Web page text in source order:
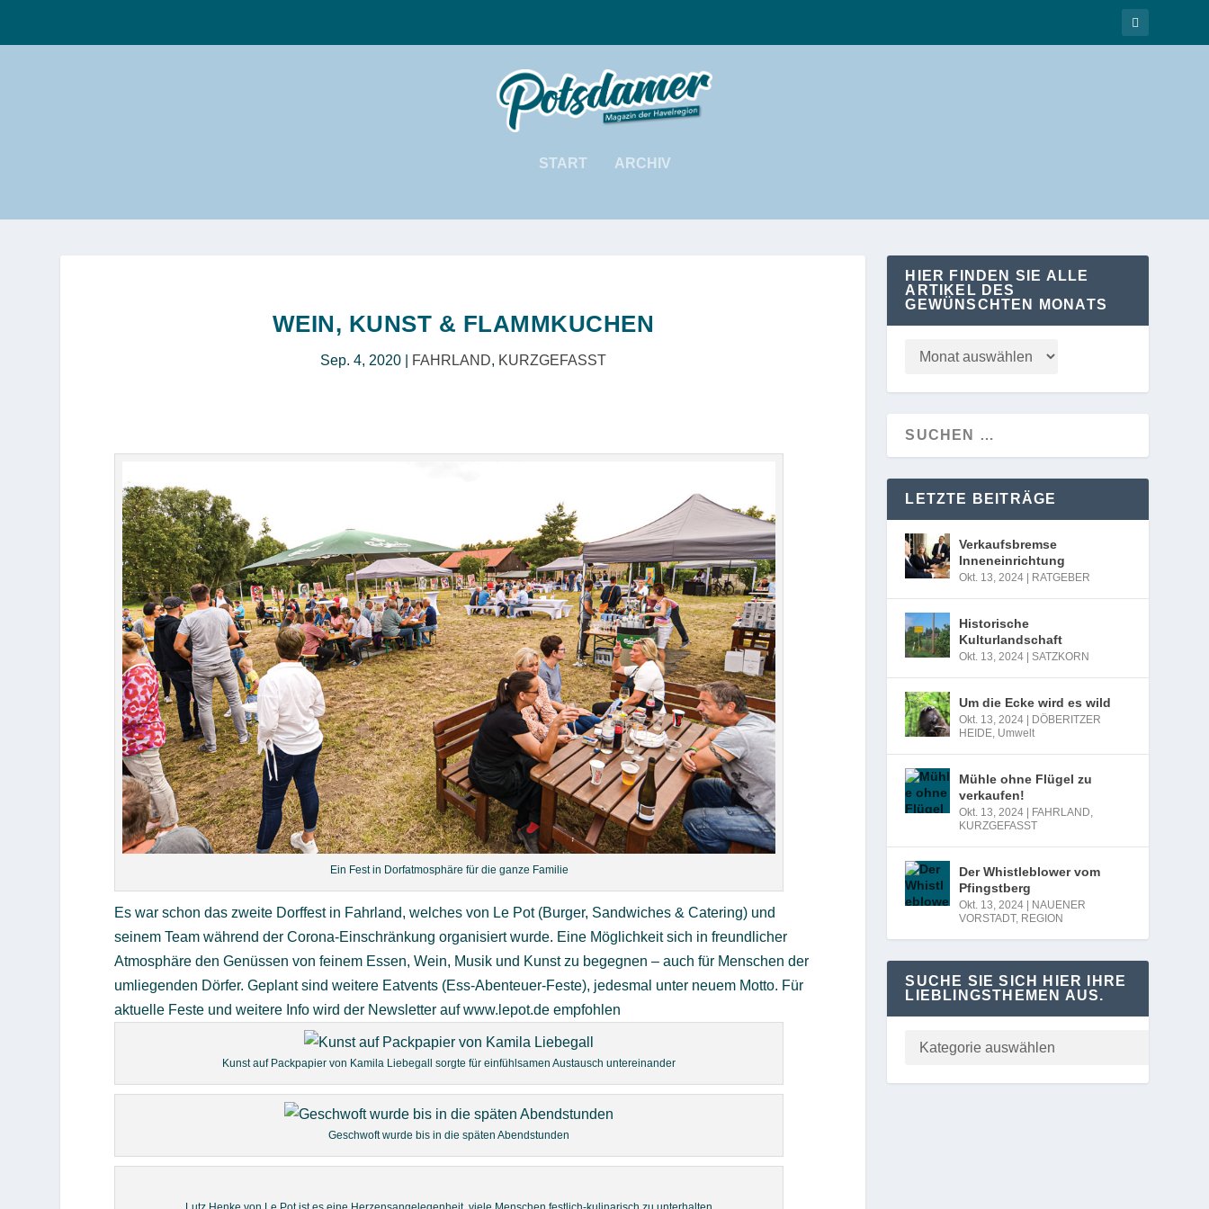
START ARCHIV
WEIN, KUNST & FLAMMKUCHEN
Sep. 4, 2020| FAHRLAND, KURZGEFASST
Ein Fest in Dorfatmosphäre für die ganze Familie
Es war schon das zweite Dorffest in Fahrland, welches von Le Pot (Burger, Sandwiches & Catering) und
seinem Team während der Corona-Einschränkung organisiert wurde. Eine Möglichkeit sich in freundlicher
Atmosphäre den Genüssen von feinem Essen, Wein, Musik und Kunst zu begegnen – auch für Menschen der
umliegenden Dörfer. Geplant sind weitere Eatvents (Ess-Abenteuer-Feste), jedesmal unter neuem Motto. Für
aktuelle Feste und weitere Info wird der Newsletter auf www.lepot.de empfohlen
Kunst auf Packpapier von Kamila Liebegall sorgte für einfühlsamen Austausch untereinander
Geschwoft wurde bis in die späten Abendstunden
HIER FINDEN SIE ALLE
ARTIKEL DES
GEWÜNSCHTEN MONATS
LETZTE BEITRÄGE
Verkaufsbremse
Inneneinrichtung
Okt. 13, 2024 RATGEBER
Historische
Kulturlandschaft
Okt. 13, 2024 |SATZKORN
Um die Ecke wird es wild
Okt. 13, 2024
DÖBERITZER
HEIDE, Umwelt
Mühle ohne Flügel zu
verkaufen!
Okt. 13, 2024 FAHRLAND,
KURZGEFASST
Der Whistleblower vom
Pfingstberg
Okt. 13, 2024
NAUENER
VORSTADT, REGION
SUCHE SIE SICH HIER IHRE
LIEBLINGSTHEMEN AUS.